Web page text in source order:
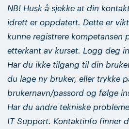
NB! Husk å sjekke at din
idrett er oppdatert. Dette er
kunne registrere kompetansen
etterkant av kurset. Logg deg
Har du ikke tilgang til din
du lage ny bruker, eller trykke
brukernavn/passord og følge
Har du andre tekniske
IT Support. Kontaktinfo finner